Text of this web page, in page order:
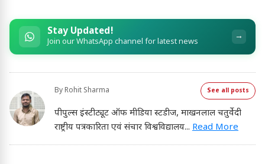
Stay Updated!
Join our WhatsApp channel for latest news →
By Rohit Sharma See all posts
पीपुल्स इंस्टीट्यूट ऑफ मीडिया स्टडीज, माखनलाल चतुर्वेदी
राष्ट्रीय पत्रकारिता एवं संचार विश्वविद्यालय... Read More